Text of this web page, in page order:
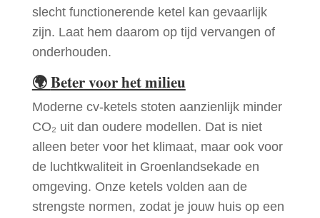
slecht functionerende ketel kan gevaarlijk
zijn. Laat hem daarom op tijd vervangen of
onderhouden.
🌍Beter voor het milieu
Moderne cv-ketels stoten aanzienlijk minder
CO₂ uit dan oudere modellen. Dat is niet
alleen beter voor het klimaat, maar ook voor
de luchtkwaliteit in Groenlandsekade en
omgeving. Onze ketels volden aan de
strengste normen, zodat je jouw huis op een